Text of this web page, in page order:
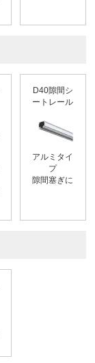
D40隙間シ
ートレール
アルミタイ
プ
隙間塞ぎに